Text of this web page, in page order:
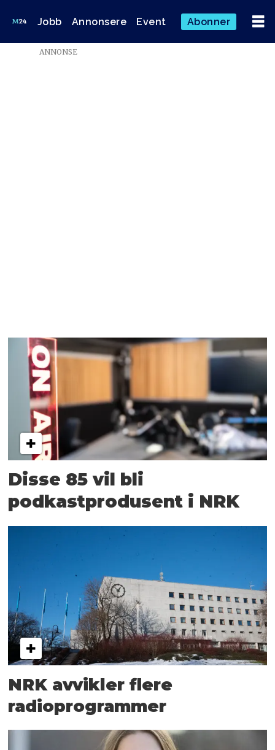
Jobb Annonsere Event Abonner
Emne:
ANNONSE
Disse 85 vil bli
podkastprodusent i NRK
NRK avvikler flere
radioprogrammer